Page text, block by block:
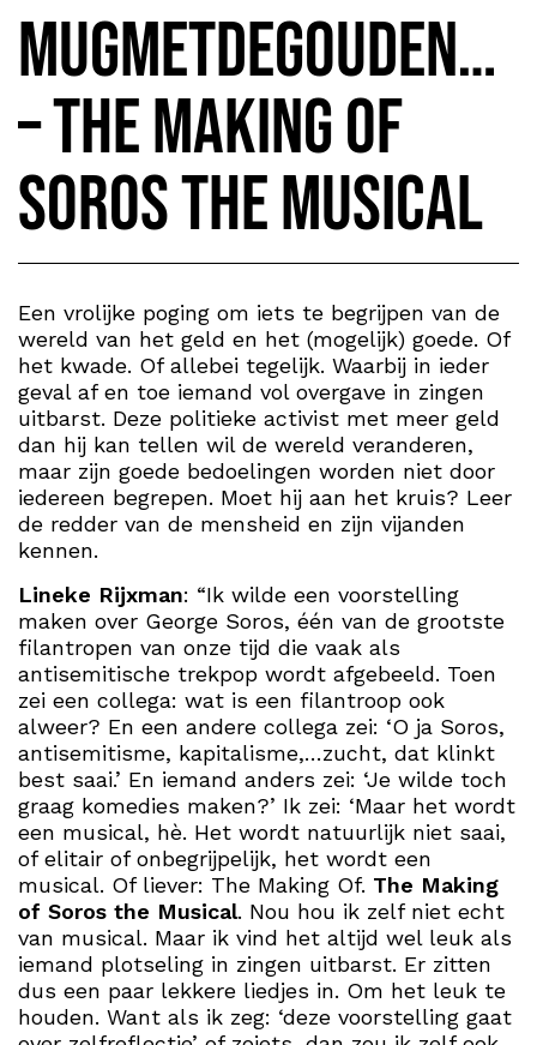
– The Making of
Soros the Musical
Een vrolijke poging om iets te begrijpen van de
wereld van het geld en het (mogelijk) goede. Of
het kwade. Of allebei tegelijk. Waarbij in ieder
geval af en toe iemand vol overgave in zingen
uitbarst. Deze politieke activist met meer geld
dan hij kan tellen wil de wereld veranderen,
maar zijn goede bedoelingen worden niet door
iedereen begrepen. Moet hij aan het kruis? Leer
de redder van de mensheid en zijn vijanden
kennen.
Lineke Rijxman: “Ik wilde een voorstelling
maken over George Soros, één van de grootste
filantropen van onze tijd die vaak als
antisemitische trekpop wordt afgebeeld. Toen
zei een collega: wat is een filantroop ook
alweer? En een andere collega zei: ‘O ja Soros,
antisemitisme, kapitalisme,…zucht, dat klinkt
best saai.’ En iemand anders zei: ‘Je wilde toch
graag komedies maken?’ Ik zei: ‘Maar het wordt
een musical, hè. Het wordt natuurlijk niet saai,
of elitair of onbegrijpelijk, het wordt een
musical. Of liever: The Making Of. The Making
of Soros the Musical. Nou hou ik zelf niet echt
van musical. Maar ik vind het altijd wel leuk als
iemand plotseling in zingen uitbarst. Er zitten
dus een paar lekkere liedjes in. Om het leuk te
houden. Want als ik zeg: ‘deze voorstelling gaat